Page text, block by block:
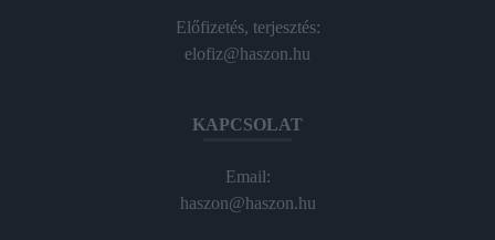
Előfizetés, terjesztés:
elofiz@haszon.hu
KAPCSOLAT
Email:
haszon@haszon.hu